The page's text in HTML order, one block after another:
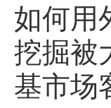
如何用
挖掘被
基市场